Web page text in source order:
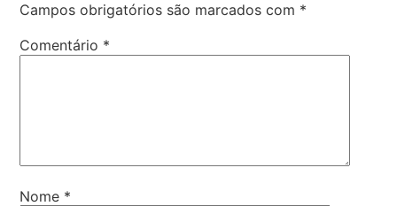
Campos obrigatórios são marcados com *
Comentário *
Nome *